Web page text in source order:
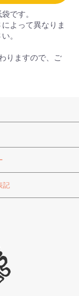
です。
よって異なりま
。
りますので、ご
記